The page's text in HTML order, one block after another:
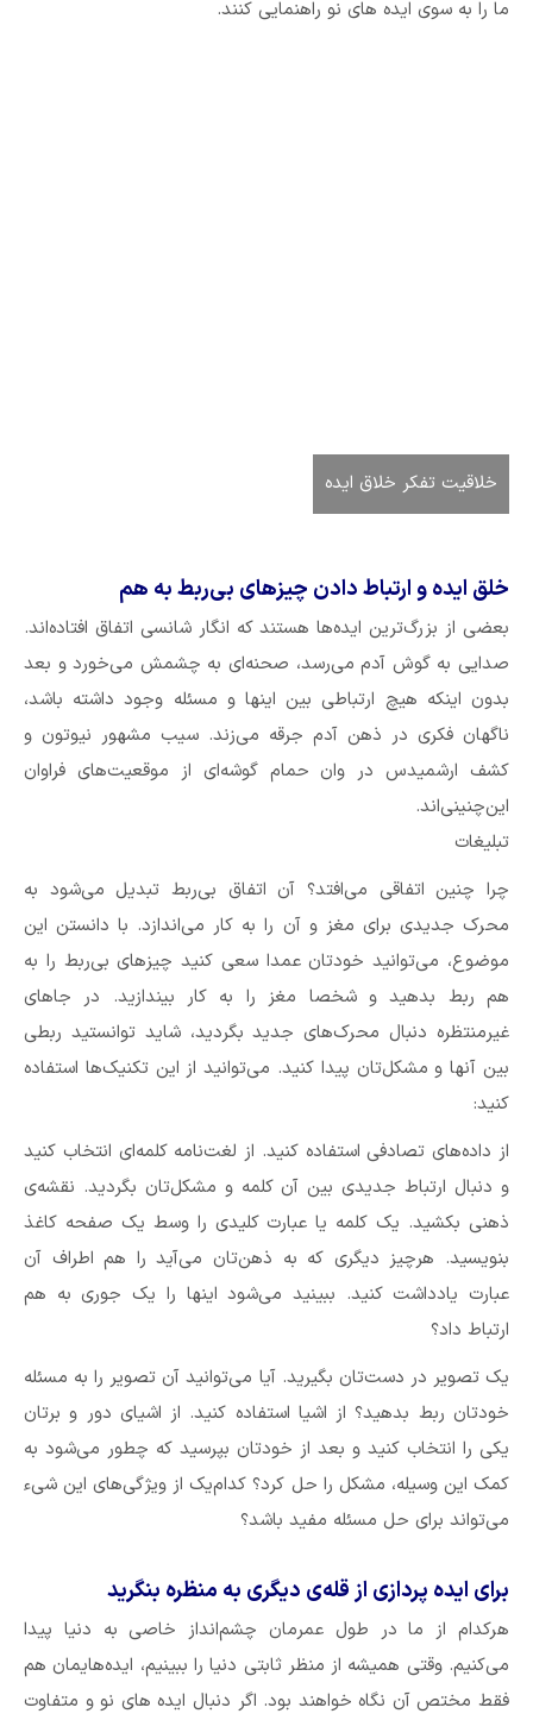
ما را به سوی ایده های نو راهنمایی کنند.
خلاقیت تفکر خلاق ایده
خلق ایده و ارتباط دادن چیزهای بی‌ربط به هم
بعضی از بزرگ‌ترین ایده‌ها هستند که انگار شانسی اتفاق افتاده‌اند.
صدایی به گوش آدم می‌رسد، صحنه‌ای به چشمش می‌خورد و بعد
بدون اینکه هیچ ارتباطی بین اینها و مسئله وجود داشته باشد،
ناگهان فکری در ذهن آدم جرقه می‌زند. سیب مشهور نیوتون و
کشف ارشمیدس در وان حمام گوشه‌ای از موقعیت‌های فراوان
این‌چنینی‌اند.
تبلیغات
چرا چنین اتفاقی می‌افتد؟ آن اتفاق بی‌ربط تبدیل می‌شود به
محرک جدیدی برای مغز و آن را به کار می‌اندازد. با دانستن این
موضوع، می‌توانید خودتان عمدا سعی کنید چیزهای بی‌ربط را به
هم ربط بدهید و شخصا مغز را به کار بیندازید. در جاهای
غیرمنتظره دنبال محرک‌های جدید بگردید، شاید توانستید ربطی
بین آنها و مشکل‌تان پیدا کنید. می‌توانید از این تکنیک‌ها استفاده
کنید:
از داده‌های تصادفی استفاده کنید. از لغت‌نامه کلمه‌ای انتخاب کنید
و دنبال ارتباط جدیدی بین آن کلمه و مشکل‌تان بگردید. نقشه‌ی
ذهنی بکشید. یک کلمه یا عبارت کلیدی را وسط یک صفحه کاغذ
بنویسید. هرچیز دیگری که به ذهن‌تان می‌آید را هم اطراف آن
عبارت یادداشت کنید. ببینید می‌شود اینها را یک جوری به هم
ارتباط داد؟
یک تصویر در دست‌تان بگیرید. آیا می‌توانید آن تصویر را به مسئله
خودتان ربط بدهید؟ از اشیا استفاده کنید. از اشیای دور و برتان
یکی را انتخاب کنید و بعد از خودتان بپرسید که چطور می‌شود به
کمک این وسیله، مشکل را حل کرد؟ کدام‌یک از ویژگی‌های این شیء
می‌تواند برای حل مسئله مفید باشد؟
برای ایده پردازی از قله‌ی دیگری به منظره بنگرید
هرکدام از ما در طول عمرمان چشم‌انداز خاصی به دنیا پیدا
می‌کنیم. وقتی همیشه از منظر ثابتی دنیا را ببینیم، ایده‌هایمان هم
فقط مختص آن نگاه خواهند بود. اگر دنبال ایده های نو و متفاوت